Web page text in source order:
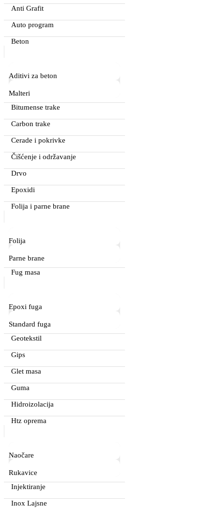
Anti Grafit
Auto program
Beton
Aditivi za beton
Malteri
Bitumense trake
Carbon trake
Cerade i pokrivke
Čišćenje i održavanje
Drvo
Epoxidi
Folija i parne brane
Folija
Parne brane
Fug masa
Epoxi fuga
Standard fuga
Geotekstil
Gips
Glet masa
Guma
Hidroizolacija
Htz oprema
Naočare
Rukavice
Injektiranje
Inox Lajsne